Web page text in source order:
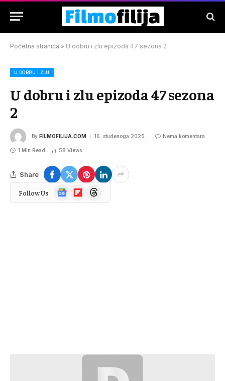
Početna stranica » U dobru i zlu epizoda 47 sezona 2
U DOBRU I ZLU
U dobru i zlu epizoda 47 sezona
2
By FILMOFILIJA.COM 16. studenoga 2025. Nema komentara
1 Min Read 58 Views
Share
Follow Us
Google
News
FlipboardThreads